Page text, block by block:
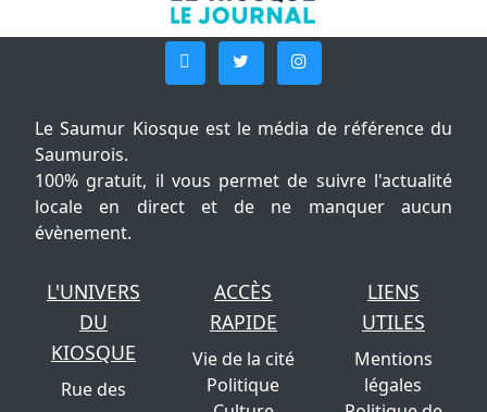
Le Saumur Kiosque est le média de référence du
Saumurois.
100% gratuit, il vous permet de suivre l'actualité
locale en direct et de ne manquer aucun
évènement.
L'UNIVERS
DU
KIOSQUE
Rue des
ACCÈS
RAPIDE
Vie de la cité
Politique
LIENS
UTILES
Mentions
légales